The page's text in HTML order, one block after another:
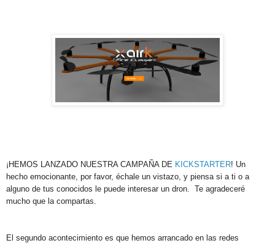
¡HEMOS LANZADO NUESTRA CAMPAÑA DE KICKSTARTER! Un
hecho emocionante, por favor, échale un vistazo, y piensa si a ti o a
alguno de tus conocidos le puede interesar un dron. Te agradeceré
mucho que la compartas.
El segundo acontecimiento es que hemos arrancado en las redes